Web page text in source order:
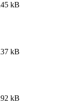
kB
kB
kB